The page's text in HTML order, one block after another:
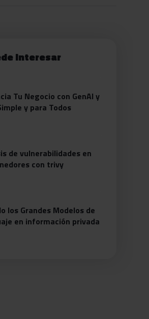
interesar
Tu Negocio con GenAI y
y para Todos
de vulnerabilidades en
con trivy
los Grandes Modelos de
en información privada